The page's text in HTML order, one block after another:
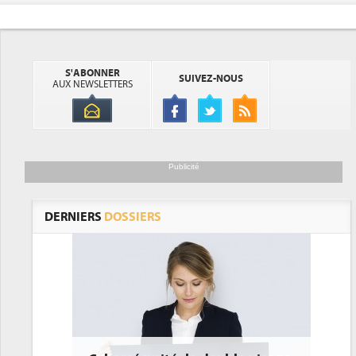
S'ABONNER
AUX NEWSLETTERS
SUIVEZ-NOUS
Publicité
DERNIERS DOSSIERS